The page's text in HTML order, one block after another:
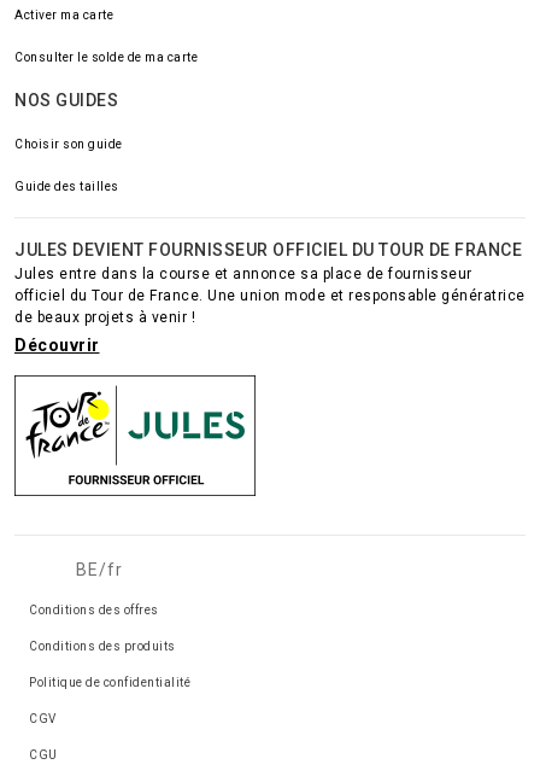
Activer ma carte
Consulter le solde de ma carte
NOS GUIDES
Choisir son guide
Guide des tailles
JULES DEVIENT FOURNISSEUR OFFICIEL DU TOUR DE FRANCE
Jules entre dans la course et annonce sa place de fournisseur
officiel du Tour de France. Une union mode et responsable génératrice
de beaux projets à venir !
Découvrir
BE/fr
Conditions des offres
Conditions des produits
Politique de confidentialité
CGV
CGU